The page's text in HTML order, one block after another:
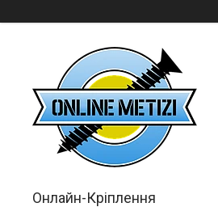
Онлайн-Кріплення